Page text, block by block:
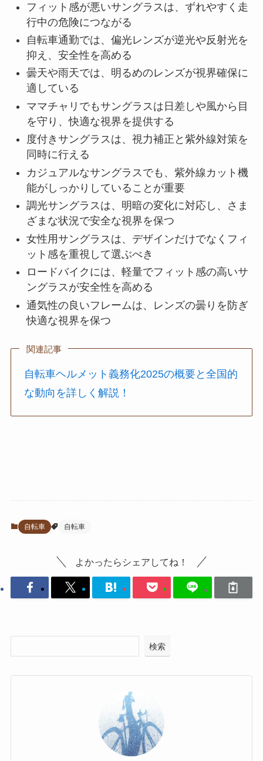
フィット感が悪いサングラスは、ずれやすく走
行中の危険につながる
自転車通勤では、偏光レンズが逆光や反射光を
抑え、安全性を高める
曇天や雨天では、明るめのレンズが視界確保に
適している
ママチャリでもサングラスは日差しや風から目
を守り、快適な視界を提供する
度付きサングラスは、視力補正と紫外線対策を
同時に行える
カジュアルなサングラスでも、紫外線カット機
能がしっかりしていることが重要
調光サングラスは、明暗の変化に対応し、さま
ざまな状況で安全な視界を保つ
女性用サングラスは、デザインだけでなくフィ
ット感を重視して選ぶべき
ロードバイクには、軽量でフィット感の高いサ
ングラスが安全性を高める
通気性の良いフレームは、レンズの曇りを防ぎ
快適な視界を保つ
関連記事
自転車ヘルメット義務化2025の概要と全国的
な動向を詳しく解説！
自転車 自転車
よかったらシェアしてね！
検索